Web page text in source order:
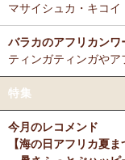
マサイシュカ・キコ
バラカのアフリカン
ティンガティンガやア
特集
今月のレコメンド
【海の日アフリカ夏ま